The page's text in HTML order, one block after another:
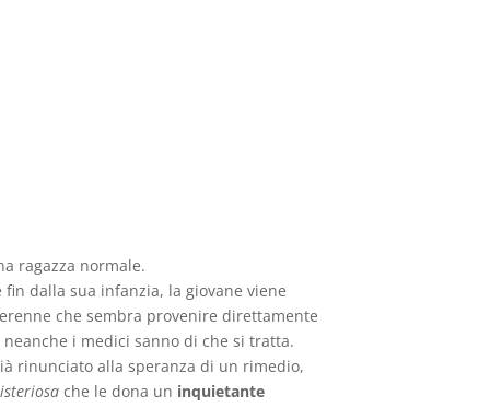
ragazza normale.
dalla sua infanzia, la giovane viene
che sembra provenire direttamente
i medici sanno di che si tratta.
rinunciato alla speranza di un rimedio,
che le dona un inquietante